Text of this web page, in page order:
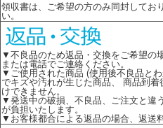
領収書は、ご希望の方のみ同封してお
い。
▼不良品のため返品・交換をご希望
または電話でご連絡ください。
▼ご使用された商品 (使用後不良品と
でキズや汚れが生じた商品、 商品到
けできません。
▼発送中の破損、不良品、ご注文と違
が負担いたします。
▼お客様都合による返品の場合、返送